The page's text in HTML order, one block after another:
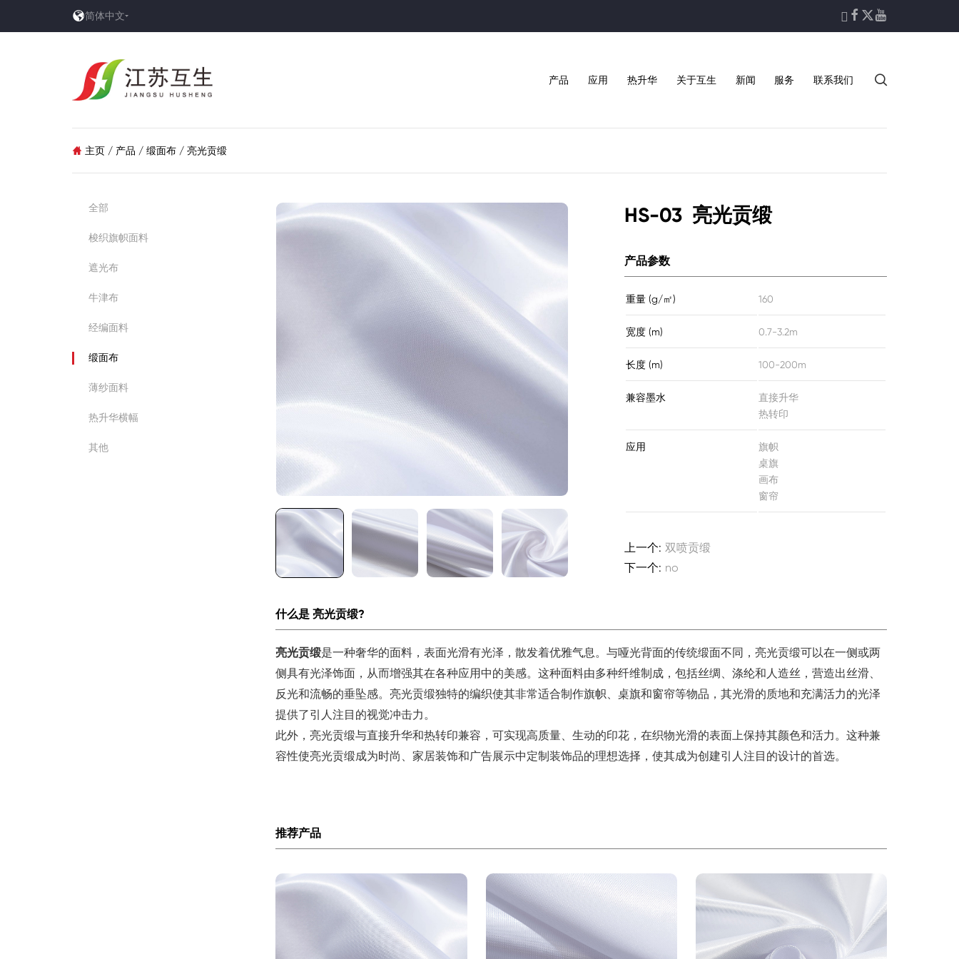
简体中文    
产品 应用 热升华 关于互生 新闻 服务 联系我们 
 主页 / 产品 / 缎面布 / 亮光贡缎
全部
梭织旗帜面料
遮光布
牛津布
经编面料
缎面布
薄纱面料
热升华横幅
其他
HS-03 亮光贡缎
产品参数
重量 (g/㎡) 160
宽度 (m) 0.7-3.2m
长度 (m) 100-200m
兼容墨水
直接升华
热转印
应用
旗帜
桌旗
画布
窗帘
上一个: 双喷贡缎
下一个: no
什么是 亮光贡缎?
亮光贡缎是一种奢华的面料，表面光滑有光泽，散发着优雅气息。与哑光背面的传统缎面不同，亮光贡缎可以在一侧或两
侧具有光泽饰面，从而增强其在各种应用中的美感。这种面料由多种纤维制成，包括丝绸、涤纶和人造丝，营造出丝滑、
反光和流畅的垂坠感。亮光贡缎独特的编织使其非常适合制作旗帜、桌旗和窗帘等物品，其光滑的质地和充满活力的光泽
提供了引人注目的视觉冲击力。
此外，亮光贡缎与直接升华和热转印兼容，可实现高质量、生动的印花，在织物光滑的表面上保持其颜色和活力。这种兼
容性使亮光贡缎成为时尚、家居装饰和广告展示中定制装饰品的理想选择，使其成为创建引人注目的设计的首选。
推荐产品